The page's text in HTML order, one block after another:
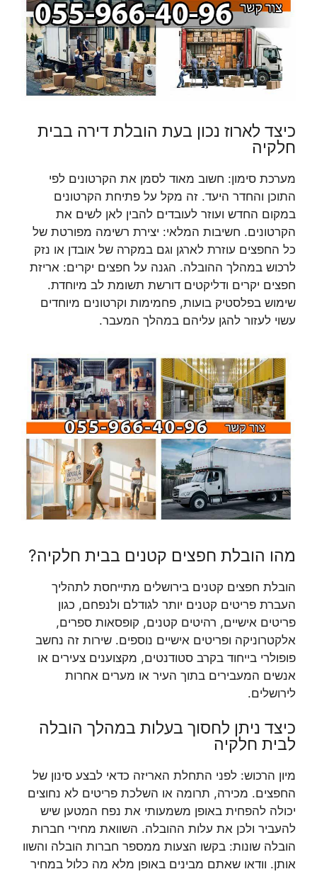
כיצד לארוז נכון בעת הובלת דירה בבית
חלקיה
מערכת סימון: חשוב מאוד לסמן את הקרטונים לפי
התוכן והחדר היעד. זה מקל על פתיחת הקרטונים
במקום החדש ועוזר לעובדים להבין לאן לשים את
הקרטונים. חשיבות המלאי: יצירת רשימה מפורטת של
כל החפצים עוזרת לארגן וגם במקרה של אובדן או נזק
לרכוש במהלך ההובלה. הגנה על חפצים יקרים: אריזת
חפצים יקרים ודליקטים דורשת תשומת לב מיוחדת.
שימוש בפלסטיק בועות, פחמימות וקרטונים מיוחדים
עשוי לעזור להגן עליהם במהלך המעבר.
מהו הובלת חפצים קטנים בבית חלקיה?
הובלת חפצים קטנים בירושלים מתייחסת לתהליך
העברת פריטים קטנים יותר לגודלם ולנפחם, כגון
פריטים אישיים, רהיטים קטנים, קופסאות ספרים,
אלקטרוניקה ופריטים אישיים נוספים. שירות זה נחשב
פופולרי בייחוד בקרב סטודנטים, מקצוענים צעירים או
אנשים המעבירים בתוך העיר או מערים אחרות
לירושלים.
כיצד ניתן לחסוך בעלות במהלך הובלה
לבית חלקיה
מיון הרכוש: לפני התחלת האריזה כדאי לבצע סינון של
החפצים. מכירה, תרומה או השלכת פריטים לא נחוצים
יכולה להפחית באופן משמעותי את נפח המטען שיש
להעביר ולכן את עלות ההובלה. השוואת מחירי חברות
הובלה שונות: בקשו הצעות ממספר חברות הובלה והשוו
אותן. וודאו שאתם מבינים באופן מלא מה כלול במחיר